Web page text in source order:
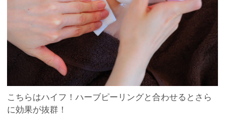
こちらはハイフ！ハーブピーリングと合わせるとさら
に効果が抜群！